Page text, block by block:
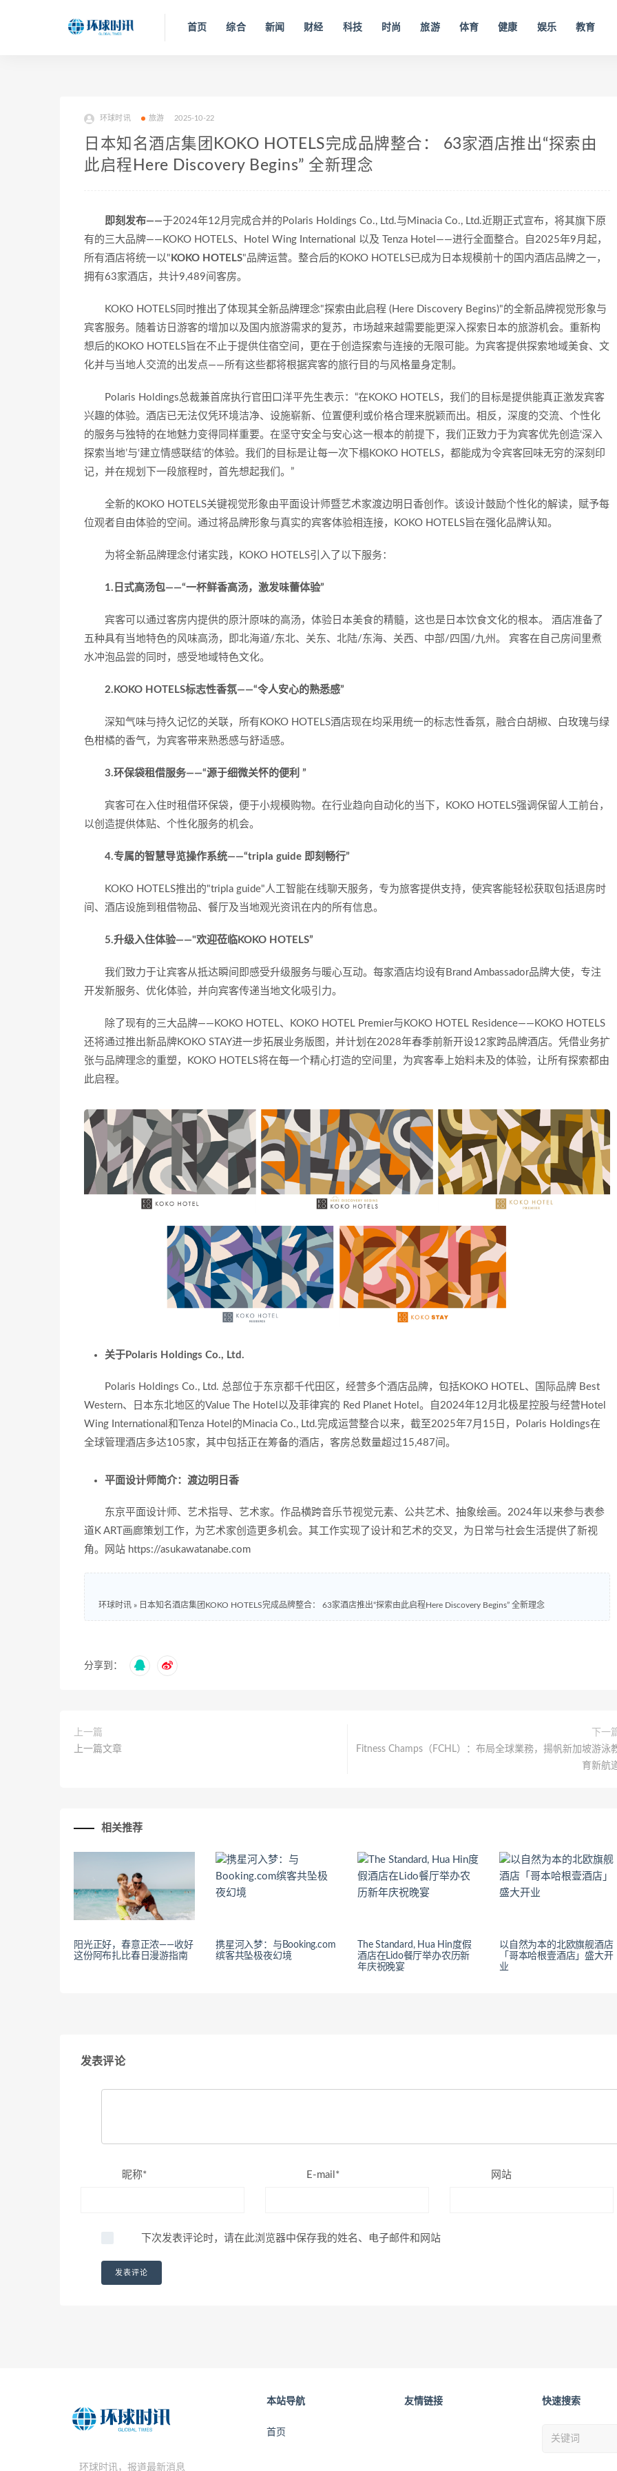
首页 综合 新闻 财经 科技 时尚 旅游 体育 健康 娱乐 教育
环球时讯 旅游 2025-10-22
日本知名酒店集团KOKO HOTELS完成品牌整合： 63家酒店推出“探索由
此启程Here Discovery Begins” 全新理念
即刻发布——于2024年12月完成合并的Polaris Holdings Co., Ltd.与Minacia Co., Ltd.近期正式宣布，将其旗下原
有的三大品牌——KOKO HOTELS、Hotel Wing International 以及 Tenza Hotel——进行全面整合。自2025年9月起，
所有酒店将统一以" KOKO HOTELS"品牌运营。整合后的KOKO HOTELS已成为日本规模前十的国内酒店品牌之一，
拥有63家酒店，共计9,489间客房。
KOKO HOTELS同时推出了体现其全新品牌理念"探索由此启程 (Here Discovery Begins)"的全新品牌视觉形象与
宾客服务。随着访日游客的增加以及国内旅游需求的复苏，市场越来越需要能更深入探索日本的旅游机会。重新构
想后的KOKO HOTELS旨在不止于提供住宿空间，更在于创造探索与连接的无限可能。为宾客提供探索地域美食、文
化并与当地人交流的出发点——所有这些都将根据宾客的旅行目的与风格量身定制。
Polaris Holdings总裁兼首席执行官田口洋平先生表示：“在KOKO HOTELS，我们的目标是提供能真正激发宾客
兴趣的体验。酒店已无法仅凭环境洁净、设施崭新、位置便利或价格合理来脱颖而出。相反，深度的交流、个性化
的服务与独特的在地魅力变得同样重要。在坚守安全与安心这一根本的前提下，我们正致力于为宾客优先创造‘深入
探索当地’与‘建立情感联结’的体验。我们的目标是让每一次下榻KOKO HOTELS，都能成为令宾客回味无穷的深刻印
记，并在规划下一段旅程时，首先想起我们。”
全新的KOKO HOTELS关键视觉形象由平面设计师暨艺术家渡边明日香创作。该设计鼓励个性化的解读，赋予每
位观者自由体验的空间。通过将品牌形象与真实的宾客体验相连接，KOKO HOTELS旨在强化品牌认知。
为将全新品牌理念付诸实践，KOKO HOTELS引入了以下服务：
1.日式高汤包——“一杯鲜香高汤，激发味蕾体验”
宾客可以通过客房内提供的原汁原味的高汤，体验日本美食的精髓，这也是日本饮食文化的根本。 酒店准备了
五种具有当地特色的风味高汤，即北海道/东北、关东、北陆/东海、关西、中部/四国/九州。 宾客在自己房间里煮
水冲泡品尝的同时，感受地域特色文化。
2.KOKO HOTELS标志性香氛——“令人安心的熟悉感”
深知气味与持久记忆的关联，所有KOKO HOTELS酒店现在均采用统一的标志性香氛，融合白胡椒、白玫瑰与绿
色柑橘的香气，为宾客带来熟悉感与舒适感。
3.环保袋租借服务——“源于细微关怀的便利 ”
宾客可在入住时租借环保袋，便于小规模购物。在行业趋向自动化的当下，KOKO HOTELS强调保留人工前台，
以创造提供体贴、个性化服务的机会。
4.专属的智慧导览操作系统——“tripla guide 即刻畅行”
KOKO HOTELS推出的"tripla guide"人工智能在线聊天服务，专为旅客提供支持，使宾客能轻松获取包括退房时
间、酒店设施到租借物品、餐厅及当地观光资讯在内的所有信息。
5.升级入住体验——"欢迎莅临KOKO HOTELS”
我们致力于让宾客从抵达瞬间即感受升级服务与暖心互动。每家酒店均设有Brand Ambassador品牌大使，专注
开发新服务、优化体验，并向宾客传递当地文化吸引力。
除了现有的三大品牌——KOKO HOTEL、KOKO HOTEL Premier与KOKO HOTEL Residence——KOKO HOTELS
还将通过推出新品牌KOKO STAY进一步拓展业务版图，并计划在2028年春季前新开设12家跨品牌酒店。凭借业务扩
张与品牌理念的重塑，KOKO HOTELS将在每一个精心打造的空间里，为宾客奉上始料未及的体验，让所有探索都由
此启程。
关于Polaris Holdings Co., Ltd.
Polaris Holdings Co., Ltd. 总部位于东京都千代田区，经营多个酒店品牌，包括KOKO HOTEL、国际品牌 Best
Western、日本东北地区的Value The Hotel以及菲律宾的 Red Planet Hotel。自2024年12月北极星控股与经营Hotel
Wing International和Tenza Hotel的Minacia Co., Ltd.完成运营整合以来，截至2025年7月15日，Polaris Holdings在
全球管理酒店多达105家，其中包括正在筹备的酒店，客房总数量超过15,487间。
平面设计师简介：渡边明日香
东京平面设计师、艺术指导、艺术家。作品横跨音乐节视觉元素、公共艺术、抽象绘画。2024年以来参与表参
道K ART画廊策划工作，为艺术家创造更多机会。其工作实现了设计和艺术的交叉，为日常与社会生活提供了新视
角。网站 https://asukawatanabe.com
环球时讯 » 日本知名酒店集团KOKO HOTELS完成品牌整合： 63家酒店推出“探索由此启程Here Discovery Begins” 全新理念
分享到：
上一篇
上一篇文章
下一
​Fitness Champs（FCHL）：布局全球業務，揚帆新加坡游泳
育新航
相关推荐
阳光正好，春意正浓——收好
这份阿布扎比春日漫游指南
携星河入梦：与Booking.com
缤客共坠极夜幻境
The Standard, Hua Hin度假
酒店在Lido餐厅举办农历新
年庆祝晚宴
以自然为本的北欧旗舰酒店
「哥本哈根壹酒店」盛大开
业
发表评论
昵称* E-mail* 网站
下次发表评论时，请在此浏览器中保存我的姓名、电子邮件和网站
环球时讯，报道最新消息
本站导航
首页
友情链接 快速搜索